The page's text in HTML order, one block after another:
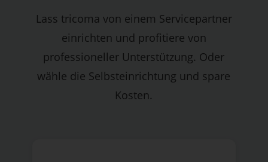
Lass tricoma von einem Servicepartner
einrichten und profitiere von
professioneller Unterstützung. Oder
wähle die Selbsteinrichtung und spare
Kosten.